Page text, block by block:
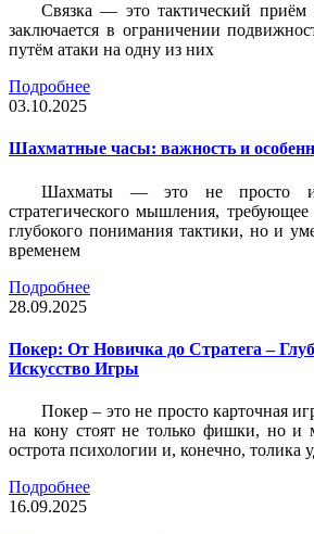
Связка — это тактический приём
заключается в ограничении
путём атаки на одну из них
Подробнее
03.10.2025
Шахматные часы: важность и
Шахматы — это не просто
стратегического мышления,
глубокого понимания тактики, но и
временем
Подробнее
28.09.2025
Покер: От Новичка до Стратега –
Искусство Игры
Покер – это не просто карточная
на кону стоят не только фишки, но и
острота психологии и, конечно, толика
Подробнее
16.09.2025